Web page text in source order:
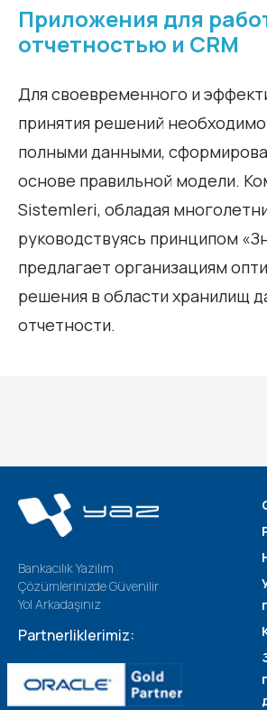
Приложения для
отчетностью и CRM
Для своевременного и
принятия решений
полными данными,
основе правильной модели.
Sistemleri, обладая
руководствуясь принципом
предлагает организациям
решения в области хранилищ
отчетности.
Bankacılık Yazılım
Çözümlerinizde Güvenilir
Yol Arkadaşınız
Partnerliklerimiz: